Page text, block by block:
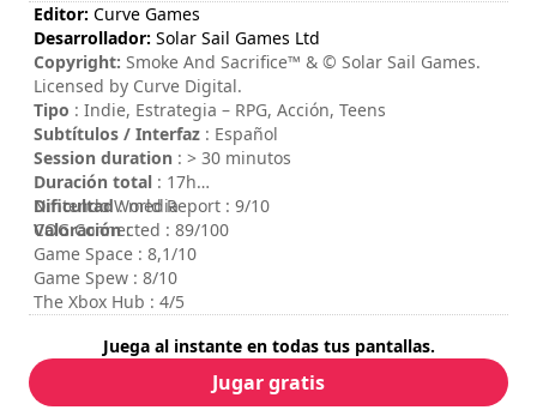
Editor: Curve Games
Desarrollador: Solar Sail Games Ltd
Copyright: Smoke And Sacrifice™ & © Solar Sail Games.
Licensed by Curve Digital.
Tipo : Indie, Estrategia – RPG, Acción, Teens
Subtítulos / Interfaz : Español
Session duration : > 30 minutos
Duración total : 17h
Dificultad: media
Valoración:
Nintendo World Report : 9/10
COG Connected : 89/100
Game Space : 8,1/10
Game Spew : 8/10
The Xbox Hub : 4/5
Juega al instante en todas tus pantallas.
Jugar gratis